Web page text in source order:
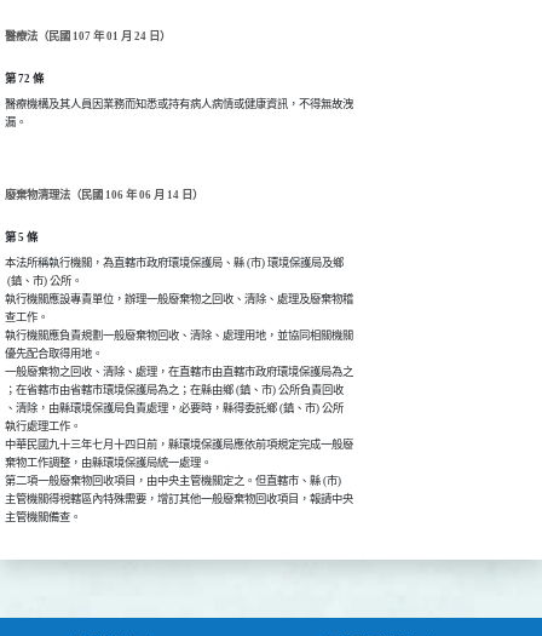
醫療法（民國 107 年 01 月 24 日）
第 72 條
醫療機構及其人員因業務而知悉或持有病人病情或健康資訊，不得無故洩
漏。
廢棄物清理法（民國 106 年 06 月 14 日）
第 5 條
本法所稱執行機關，為直轄市政府環境保護局、縣 (市) 環境保護局及鄉
(鎮、市) 公所。
執行機關應設專責單位，辦理一般廢棄物之回收、清除、處理及廢棄物稽
查工作。
執行機關應負責規劃一般廢棄物回收、清除、處理用地，並協同相關機關
優先配合取得用地。
一般廢棄物之回收、清除、處理，在直轄市由直轄市政府環境保護局為之
；在省轄市由省轄市環境保護局為之；在縣由鄉 (鎮、市) 公所負責回收
、清除，由縣環境保護局負責處理，必要時，縣得委託鄉 (鎮、市) 公所
執行處理工作。
中華民國九十三年七月十四日前，縣環境保護局應依前項規定完成一般廢
棄物工作調整，由縣環境保護局統一處理。
第二項一般廢棄物回收項目，由中央主管機關定之。但直轄市、縣 (市)
主管機關得視轄區內特殊需要，增訂其他一般廢棄物回收項目，報請中央
主管機關備查。